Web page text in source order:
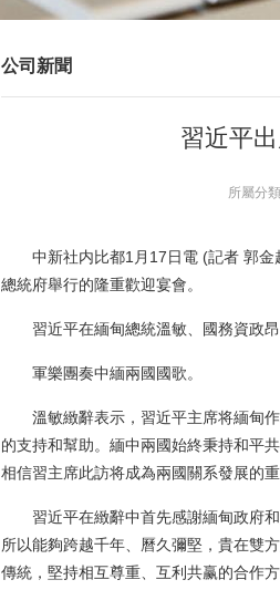
公司新聞
習近平
所屬分類
中新社内比都1月17日電 (記者 郭金
總統府舉行的隆重歡迎宴會。
習近平在緬甸總統溫敏、國務資政昂
軍樂團奏中緬兩國國歌。
溫敏緻辭表示，習近平主席将緬甸作
的支持和幫助。緬中兩國始終秉持和平
相信習主席此訪将成為兩國關系發展的
習近平在緻辭中首先感謝緬甸政府和
所以能夠跨越千年、曆久彌堅，貴在雙
傳統，堅持相互尊重、互利共赢的合作